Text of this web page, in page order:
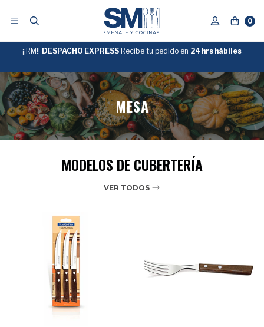
0
¡¡GRAN SANTIAGO!! TU ENVÍO ESGRATISEN COMPRAS SOBRE
¡¡RM!! DESPACHO EXPRESS Recíbe tu pedido en 24 hrs hábiles
MESA
MODELOS DE CUBERTERÍA
VER TODOS